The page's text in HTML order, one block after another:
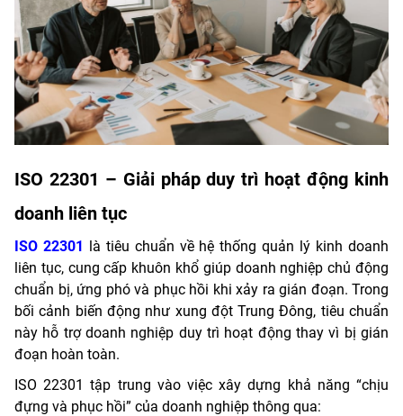
ISO 22301 – Giải pháp duy trì hoạt động kinh
doanh liên tục
ISO 22301 là tiêu chuẩn về hệ thống quản lý kinh doanh
liên tục, cung cấp khuôn khổ giúp doanh nghiệp chủ động
chuẩn bị, ứng phó và phục hồi khi xảy ra gián đoạn. Trong
bối cảnh biến động như xung đột Trung Đông, tiêu chuẩn
này hỗ trợ doanh nghiệp duy trì hoạt động thay vì bị gián
đoạn hoàn toàn.
ISO 22301 tập trung vào việc xây dựng khả năng “chịu
đựng và phục hồi” của doanh nghiệp thông qua: